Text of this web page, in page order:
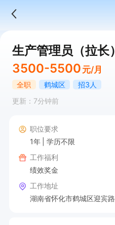
生产管理员（拉长）
3500-5500 元/月
全职 鹤城区
招3人
更新：7分钟前
职位要求
1年
学历不限
工作福利
绩效奖金
工作地址
湖南省怀化市鹤城区迎宾路